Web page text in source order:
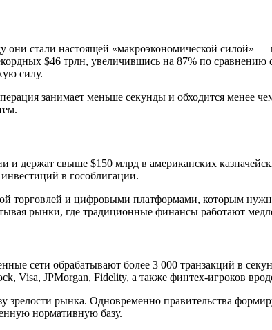
они стали настоящей «макроэкономической силой»
$46 трлн, увеличившись на 87% по
силу.
занимает меньше секунды и обходится менее
и держат свыше $150 млрд в американских
в гособлигации.
торговлей и цифровыми платформами, которым
рынки, где традиционные финансы работают
сети обрабатывают более 3 000 транзакций в
JPMorgan, Fidelity, а также финтех-игроков
зрелости рынка. Одновременно правительства
нормативную базу.